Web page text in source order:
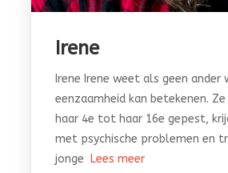
Irene
Irene Irene weet als geen ander
eenzaamheid kan betekenen.
haar 4e tot haar 16e gepest,
met psychische problemen en
jonge Lees meer